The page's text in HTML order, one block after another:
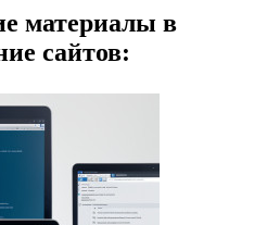
материалы в
сайтов: